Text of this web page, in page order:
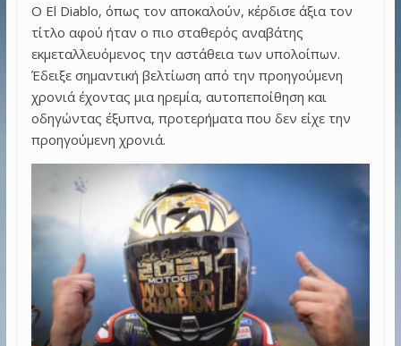
Ο El Diablo, όπως τον αποκαλούν, κέρδισε άξια τον
τίτλο αφού ήταν ο πιο σταθερός αναβάτης
εκμεταλλευόμενος την αστάθεια των υπολοίπων.
Έδειξε σημαντική βελτίωση από την προηγούμενη
χρονιά έχοντας μια ηρεμία, αυτοπεποίθηση και
οδηγώντας έξυπνα, προτερήματα που δεν είχε την
προηγούμενη χρονιά.